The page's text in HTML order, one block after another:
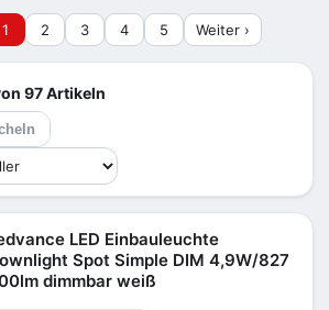
ein breiter Winkel sorgt eher
Wie bei jeder
der passendeEinbauausschnitt
Lichtfarbe,
und Abstrahlung lesen Sie je
Daten und grenzen sie
1 2 3 4 5 Weiter ›
97 Artikeln
LED Einbauleuchte
Spot Simple DIM 4,9W/827
dimmbar weiß